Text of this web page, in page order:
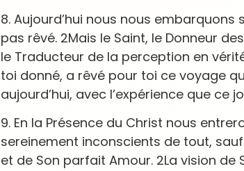
8. Aujourd’hui nous nous embarquons
pas rêvé. 2Mais le Saint, le Donneur
le Traducteur de la perception en
toi donné, a rêvé pour toi ce voyage
aujourd’hui, avec l’expérience que ce
9. En la Présence du Christ nous
sereinement inconscients de tout,
et de Son parfait Amour. 2La vision de